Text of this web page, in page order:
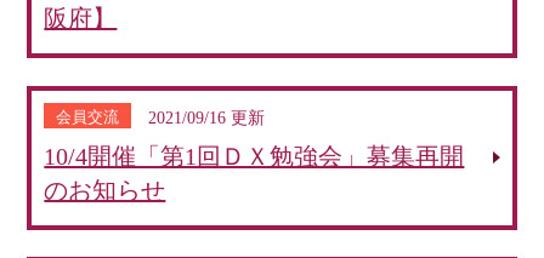
阪府】
会員交流 2021/09/16 更新
10/4開催「第1回ＤＸ勉強会」募集再開
のお知らせ